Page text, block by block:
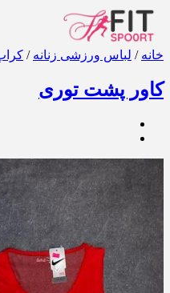
خانه / لباس ورزشی زنانه /
کاور پشت توری